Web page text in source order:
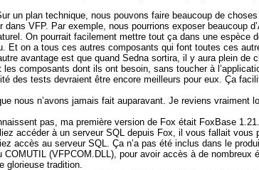
un plan technique, nous pouvons faire beaucoup de
VFP. Par exemple, nous pourrions exposer beaucoup
On pourrait facilement mettre tout ça dans une espèce
Et on a tous ces autres composants qui font toutes ces
avantage est que quand Sedna sortira, il y aura plein de
composants dont ils ont besoin, sans toucher à
des tests devraient être encore meilleurs pour eux. Ça
nous n’avons jamais fait auparavant. Je reviens vraiment
pas, ma première version de Fox était FoxBase
accéder à un serveur SQL depuis Fox, il vous fallait vous
accès au serveur SQL. Ça n’a pas été inclus dans le
COMUTIL (VFPCOM.DLL), pour avoir accès à de
glorieuse tradition.